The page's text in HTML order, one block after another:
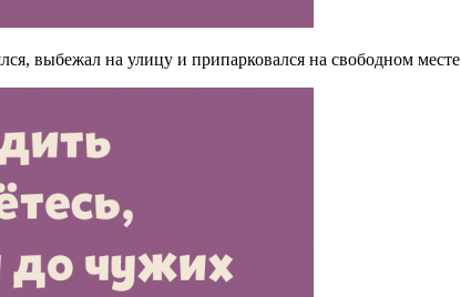
выбежал на улицу и припарковался на свободном